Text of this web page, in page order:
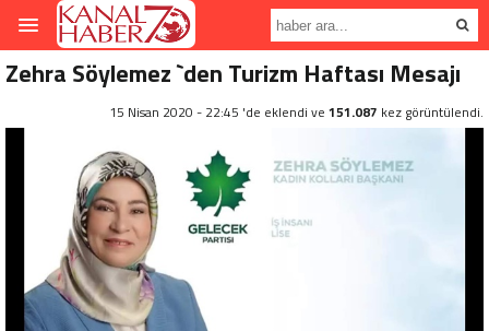
Zehra Söylemez `den Turizm Haftası Mesajı
15 Nisan 2020 - 22:45 'de eklendi ve 151.087 kez görüntülendi.